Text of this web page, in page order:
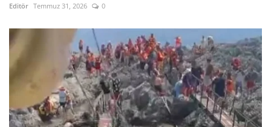
Editör Temmuz 31, 2026 0